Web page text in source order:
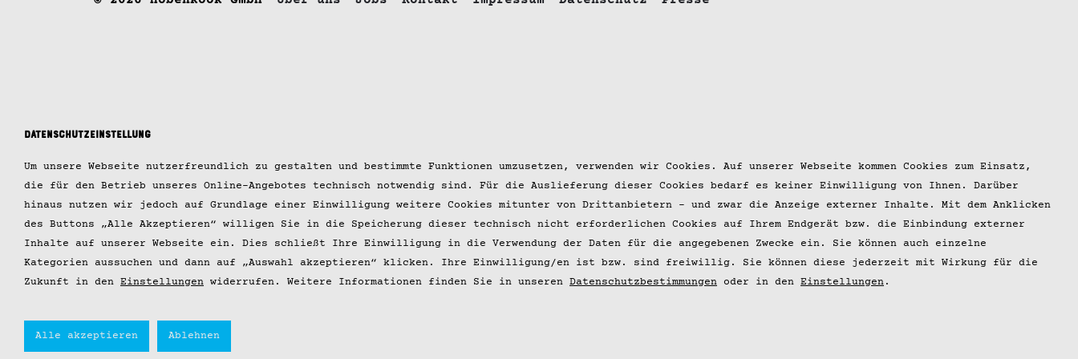
Datenschutzeinstellung
Um unsere Webseite nutzerfreundlich zu gestalten und bestimmte Funktionen umzusetzen, verwenden wir Cookies. Auf unserer Webseite kommen Cookies zum Einsatz,
die für den Betrieb unseres Online-Angebotes technisch notwendig sind. Für die Auslieferung dieser Cookies bedarf es keiner Einwilligung von Ihnen. Darüber
hinaus nutzen wir jedoch auf Grundlage einer Einwilligung weitere Cookies mitunter von Drittanbietern – und zwar die Anzeige externer Inhalte. Mit dem Anklicken
des Buttons „Alle Akzeptieren“ willigen Sie in die Speicherung dieser technisch nicht erforderlichen Cookies auf Ihrem Endgerät bzw. die Einbindung externer
Inhalte auf unserer Webseite ein. Dies schließt Ihre Einwilligung in die Verwendung der Daten für die angegebenen Zwecke ein. Sie können auch einzelne
Kategorien aussuchen und dann auf „Auswahl akzeptieren“ klicken. Ihre Einwilligung/en ist bzw. sind freiwillig. Sie können diese jederzeit mit Wirkung für die
Zukunft in den Einstellungen widerrufen. Weitere Informationen finden Sie in unseren Datenschutzbestimmungen oder in den Einstellungen .
Alle akzeptieren Ablehnen